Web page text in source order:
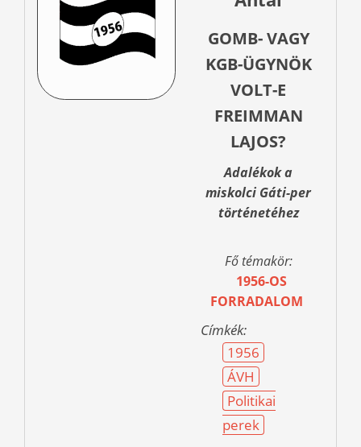
GOMB- VAGY
KGB-ÜGYNÖK
VOLT-E
FREIMMAN
LAJOS?
Adalékok a
miskolci Gáti-per
történetéhez
Fő témakör:
1956-OS
FORRADALOM
Címkék:
1956
ÁVH
Politikai
perek